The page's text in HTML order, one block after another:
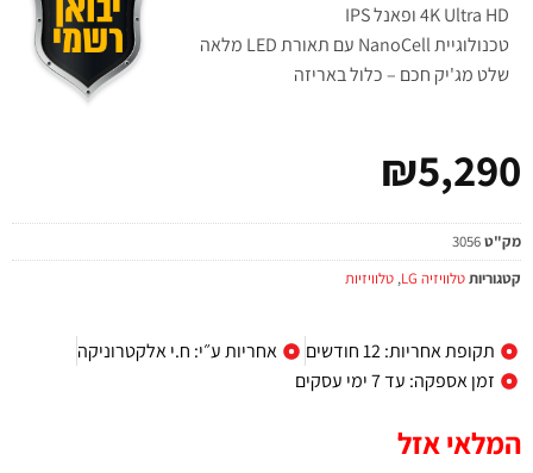
4K Ultra HD ופאנל IPS
טכנולוגיית NanoCell עם תאורת LED מלאה
שלט מג'יק חכם – כלול באריזה
₪5,290
מק"ט3056
קטגוריותטלוויזיה LG , טלוויזיות
תקופת אחריות: 12 חודשים
אחריות ע״י: ח.י אלקטרוניקה
זמן אספקה: עד 7 ימי עסקים
המלאי אזל